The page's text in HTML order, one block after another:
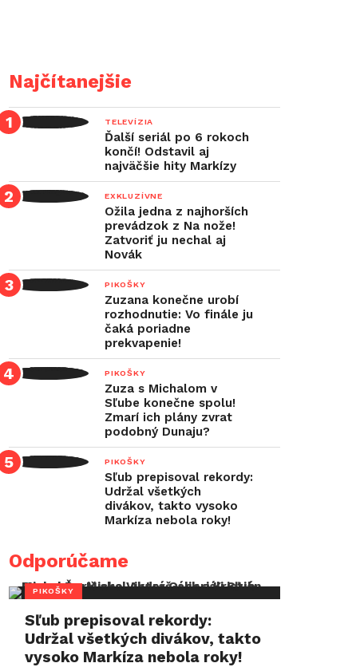
Najčítanejšie
TELEVÍZIA
Ďalší seriál po 6 rokoch
končí! Odstavil aj
najväčšie hity Markízy
EXKLUZÍVNE
Ožila jedna z najhorších
prevádzok z Na nože!
Zatvoriť ju nechal aj
Novák
PIKOŠKY
Zuzana konečne urobí
rozhodnutie: Vo finále ju
čaká poriadne
prekvapenie!
PIKOŠKY
Zuza s Michalom v
Sľube konečne spolu!
Zmarí ich plány zvrat
podobný Dunaju?
PIKOŠKY
Sľub prepisoval rekordy:
Udržal všetkých
divákov, takto vysoko
Markíza nebola roky!
Odporúčame
PIKOŠKY
Sľub prepisoval rekordy:
Udržal všetkých divákov, takto
vysoko Markíza nebola roky!